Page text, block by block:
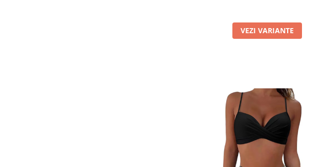
VEZI VARIANTE